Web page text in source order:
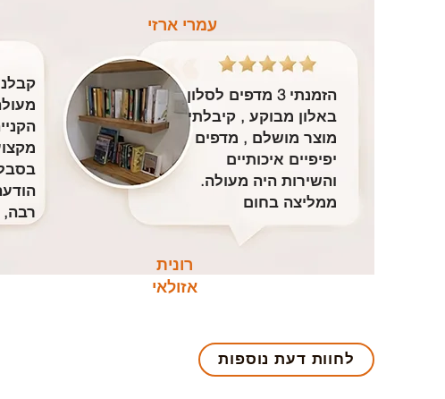
עמרי ארזי
רונית
אזולאי
הזמנתי 3 מדפים לסלון
באלון מבוקע , קיבלתי
מוצר מושלם , מדפים
יפיפיים איכותיים
והשירות היה מעולה.
ממליצה בחום
רבה,
לחוות דעת נוספות